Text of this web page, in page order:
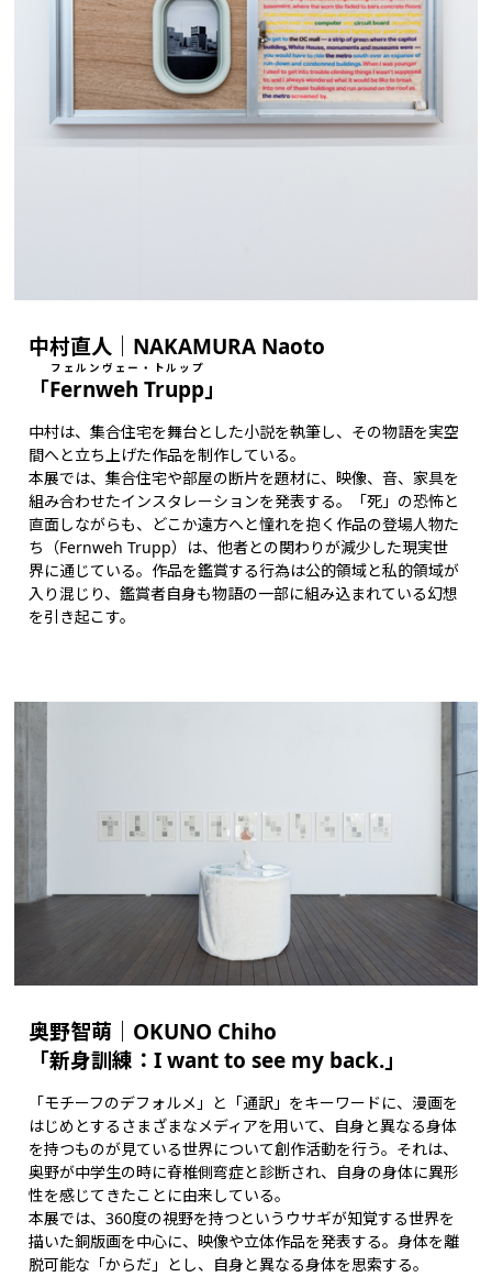
中村直人｜NAKAMURA Naoto
「Fernweh Trupp
フェルンヴェー・トルップ
」
中村は、集合住宅を舞台とした小説を執筆し、その物語を実空
間へと立ち上げた作品を制作している。
本展では、集合住宅や部屋の断片を題材に、映像、音、家具を
組み合わせたインスタレーションを発表する。「死」の恐怖と
直面しながらも、どこか遠方へと憧れを抱く作品の登場人物た
ち（Fernweh Trupp）は、他者との関わりが減少した現実世
界に通じている。作品を鑑賞する行為は公的領域と私的領域が
入り混じり、鑑賞者自身も物語の一部に組み込まれている幻想
を引き起こす。
奥野智萌｜OKUNO Chiho
「新身訓練：I want to see my back.」
「モチーフのデフォルメ」と「通訳」をキーワードに、漫画を
はじめとするさまざまなメディアを用いて、自身と異なる身体
を持つものが見ている世界について創作活動を行う。それは、
奥野が中学生の時に脊椎側弯症と診断され、自身の身体に異形
性を感じてきたことに由来している。
本展では、360度の視野を持つというウサギが知覚する世界を
描いた銅版画を中心に、映像や立体作品を発表する。身体を離
脱可能な「からだ」とし、自身と異なる身体を思索する。